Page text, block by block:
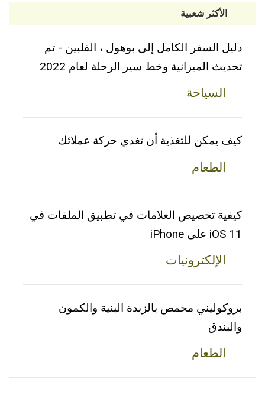
الأكثر شعبية
دليل السفر الكامل إلى بوهول ، الفلبين - تم
تحديث الميزانية وخط سير الرحلة لعام 2022
السياحة
كيف يمكن للتغذية أن تغذي حركة عملائك
الطعام
كيفية تخصيص العلامات في تطبيق الملفات في
iOS 11 على iPhone
الإلكترونيات
بروكوليني محمص بالزبدة البنية والكمون
والبندق
الطعام